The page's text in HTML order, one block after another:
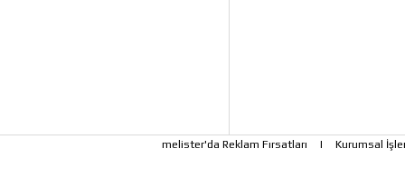
melister'da Reklam Fırsatları | Kurumsal